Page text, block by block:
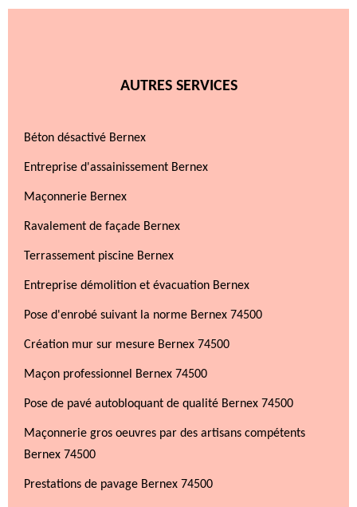
AUTRES SERVICES
Béton désactivé Bernex
Entreprise d'assainissement Bernex
Maçonnerie Bernex
Ravalement de façade Bernex
Terrassement piscine Bernex
Entreprise démolition et évacuation Bernex
Pose d'enrobé suivant la norme Bernex 74500
Création mur sur mesure Bernex 74500
Maçon professionnel Bernex 74500
Pose de pavé autobloquant de qualité Bernex 74500
Maçonnerie gros oeuvres par des artisans compétents
Bernex 74500
Prestations de pavage Bernex 74500